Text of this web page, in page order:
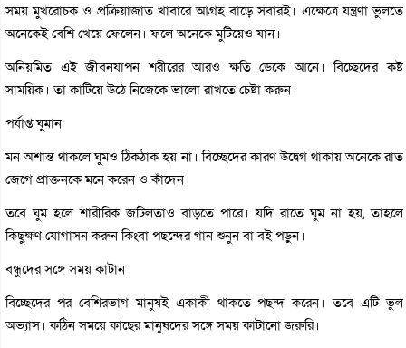
সময় মুখরোচক ও প্রক্রিয়াজাত খাবারে আগ্রহ বাড়ে সবারই। এক্ষেত্রে যন্ত্রণা ভুলতে
অনেকেই বেশি খেয়ে ফেলেন। ফলে অনেকে মুটিয়েও যান।
অনিয়মিত এই জীবনযাপন শরীরের আরও ক্ষতি ডেকে আনে। বিচ্ছেদের কষ্ট
সাময়িক। তা কাটিয়ে উঠে নিজেকে ভালো রাখতে চেষ্টা করুন।
পর্যাপ্ত ঘুমান
মন অশান্ত থাকলে ঘুমও ঠিকঠাক হয় না। বিচ্ছেদের কারণ উদ্বেগ থাকায় অনেকে রাত
জেগে প্রাক্তনকে মনে করেন ও কাঁদেন।
তবে ঘুম হলে শারীরিক জটিলতাও বাড়তে পারে। যদি রাতে ঘুম না হয়, তাহলে
কিছুক্ষণ যোগাসন করুন কিংবা পছন্দের গান শুনুন বা বই পড়ুন।
বন্ধুদের সঙ্গে সময় কাটান
বিচ্ছেদের পর বেশিরভাগ মানুষই একাকী থাকতে পছন্দ করেন। তবে এটি ভুল
অভ্যাস। কঠিন সময়ে কাছের মানুষদের সঙ্গে সময় কাটানো জরুরি।